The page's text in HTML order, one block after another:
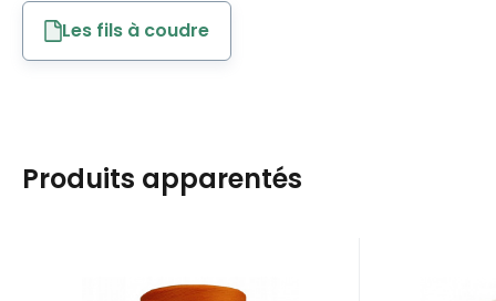
Les fils à coudre
Produits apparentés
Code:80VIGA0424
EAN:8595721019995
En stock 1 pièce